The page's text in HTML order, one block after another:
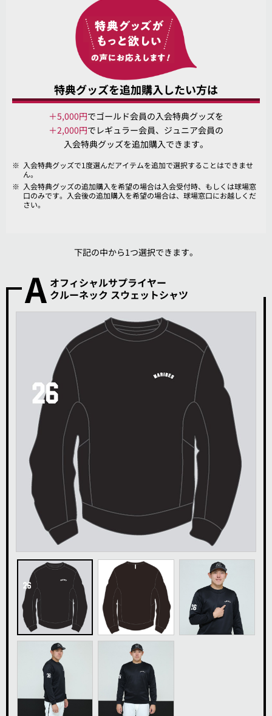
特典グッズを追加購入したい方は
＋5,000円でゴールド会員の入会特典グッズを
＋2,000円でレギュラー会員、ジュニア会員の
入会特典グッズを追加購入できます。
※ 入会特典グッズで1度選んだアイテムを追加で選択することはできませ
ん。
※ 入会特典グッズの追加購入を希望の場合は入会受付時、もしくは球場窓
口のみです。入会後の追加購入を希望の場合は、球場窓口にお越しくだ
さい。
下記の中から1つ選択できます。
A オフィシャルサプライヤー
クルーネック スウェットシャツ